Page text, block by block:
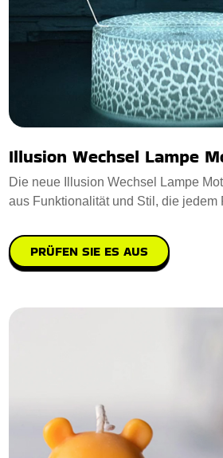
Illusion Wechsel Lampe
Die neue Illusion Wechsel Lampe
aus Funktionalität und Stil, die jedem
PRÜFEN SIE ES AUS